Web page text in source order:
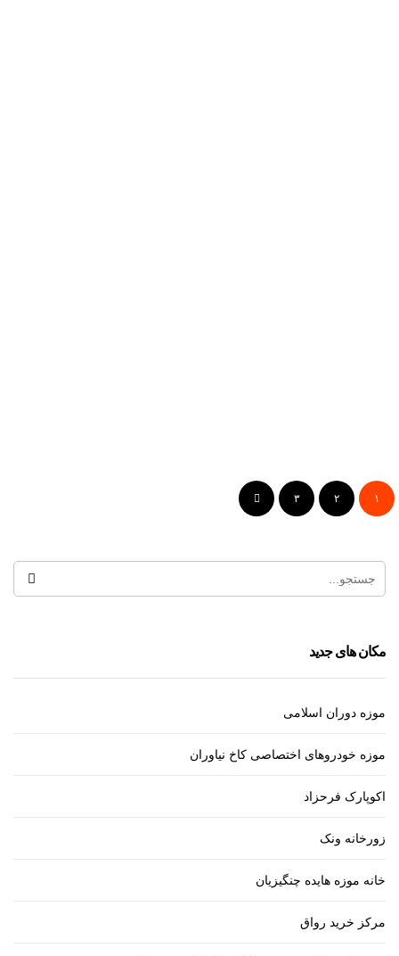
رستوران شماعیان
۱ ۲ ۳
مکان های جدید
موزه دوران اسلامی
موزه خودروهای اختصاصی کاخ نیاوران
اکوپارک فرحزاد
زورخانه ونک
خانه موزه هایده چنگیزیان
مرکز خرید رواق